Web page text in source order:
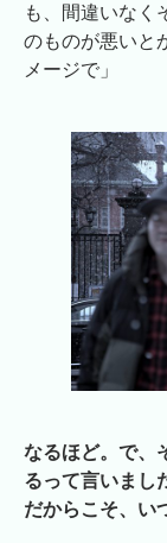
も、間違いなく
のものが悪いと
メージで」
なるほど。で、
るって言いまし
だからこそ、い